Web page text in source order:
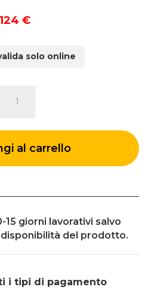
Il124 €Il
è:
solo online
al carrello
15 giorni lavorativi salvo
del prodotto.
i tipi di pagamento